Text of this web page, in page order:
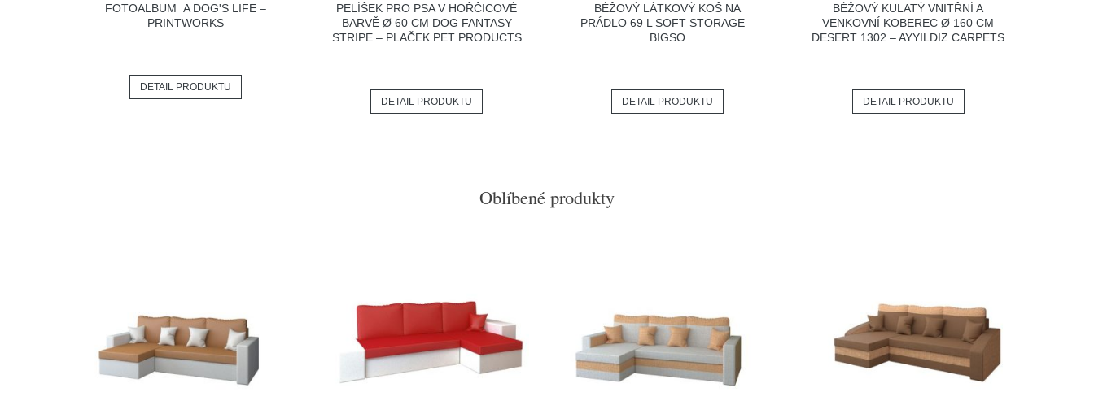
FOTOALBUM A DOG'S LIFE –
PRINTWORKS
DETAIL PRODUKTU
PELÍŠEK PRO PSA V HOŘČICOVÉ
BARVĚ Ø 60 CM DOG FANTASY
STRIPE – PLAČEK PET PRODUCTS
DETAIL PRODUKTU
BÉŽOVÝ LÁTKOVÝ KOŠ NA
PRÁDLO 69 L SOFT STORAGE –
BIGSO
DETAIL PRODUKTU
BÉŽOVÝ KULATÝ VNITŘNÍ A
VENKOVNÍ KOBEREC Ø 160 CM
DESERT 1302 – AYYILDIZ CARPETS
DETAIL PRODUKTU
Oblíbené produkty